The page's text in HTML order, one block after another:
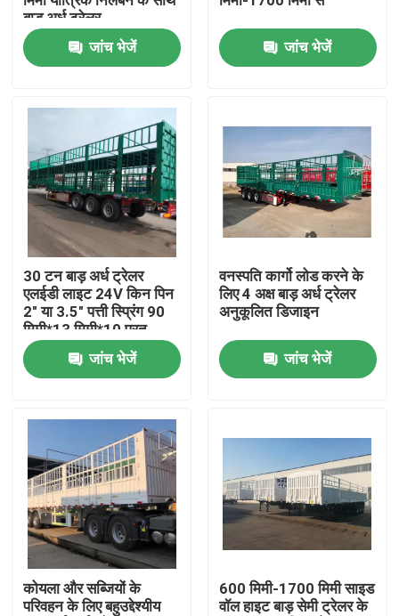
उत्पादों
वीडियो
हमारे बारे में
कारखाना भ्रमण
गुणवत्ता नियंत्रण
एक उद्धरण का अनुरोध करें
इस्तेमाल किए गए डंप ट्रक
प्रयुक्त टिपर ट्रक
बाड़ अर्ध ट्रेलर
जांच भेजें
जांच भेजें
30 टन बाड़ अर्ध ट्रेलर
एलईडी लाइट 24V किन पिन
2" या 3.5" पत्ती स्प्रिंग 90
मिमी*13 मिमी*10 परत
जांच भेजें
वनस्पति कार्गो लोड करने के
लिए 4 अक्ष बाड़ अर्ध ट्रेलर
अनुकूलित डिजाइन
जांच भेजें
कोयला और सब्जियों के
परिवहन के लिए बहुउद्देश्यीय
600 मिमी-1700 मिमी साइड
वॉल हाइट बाड़ सेमी ट्रेलर के